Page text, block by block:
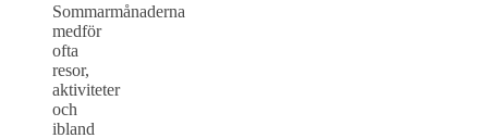
Sommarmånaderna
medför
ofta
resor,
aktiviteter
och
ibland